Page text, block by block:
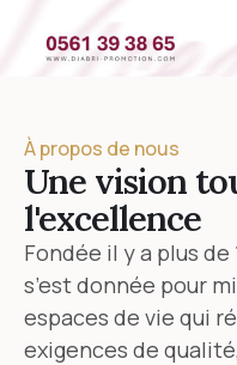
À propos de nous
Une vision
l'excellence
Fondée il y a plus
s’est donnée pour
espaces de vie qui
exigences de